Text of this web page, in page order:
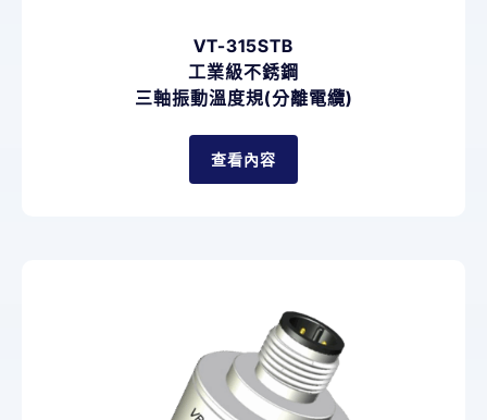
VT-315STB
工業級不銹鋼
三軸振動溫度規(分離電纜)
查看內容